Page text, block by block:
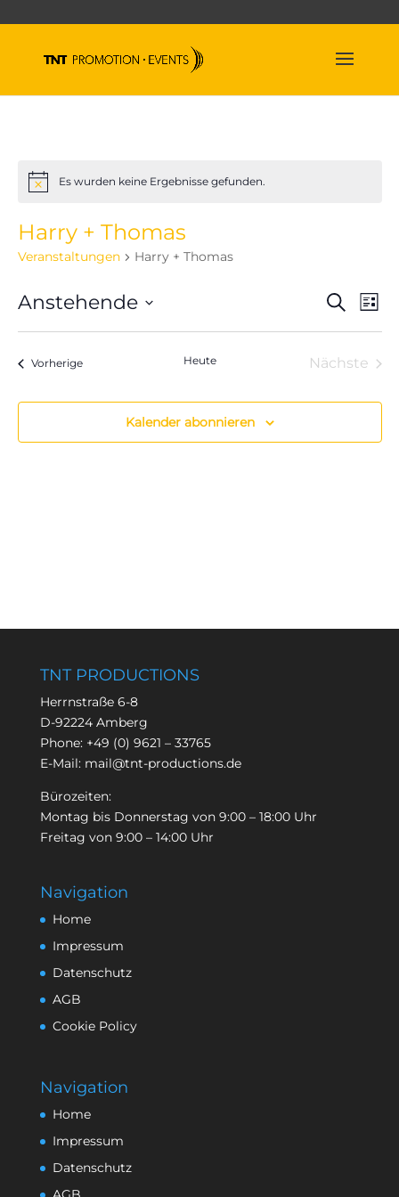
HinweisEs wurden keine Ergebnisse gefunden.
Harry + Thomas
Veranstaltungen Harry + Thomas
Suche
Liste
Anstehende
VorherigeVeranstaltungen Heute
Nächste
Kalender abonnieren
TNT PRODUCTIONS
Herrnstraße 6-8
D-92224 Amberg
Phone: +49 (0) 9621 – 33765
E-Mail: mail@tnt-productions.de
Bürozeiten:
Montag bis Donnerstag von 9:00 – 18:00 Uhr
Freitag von 9:00 – 14:00 Uhr
Navigation
Home
Impressum
Datenschutz
AGB
Cookie Policy
Navigation
Home
Impressum
Datenschutz